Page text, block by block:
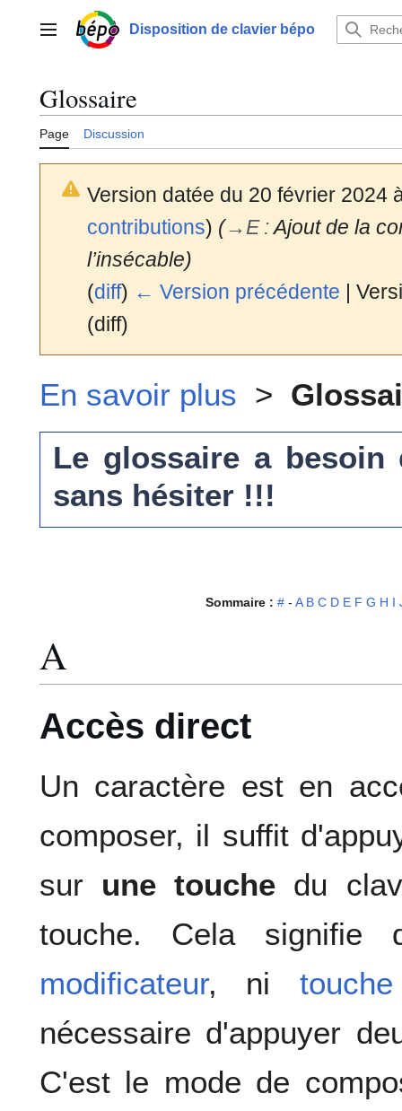
contenuMenu principalDisposition de clavier bépo
Glossaire
Page Discussion
Version datée du 20 février 2024
contributions) (→E:Ajout de la
l’insécable)
(diff) ← Version précédente |
(diff)
En savoir plus >
Le glossaire a besoin
sans hésiter !!!
Sommaire : #- A B C D E F G H I
A
Accès direct
Un caractère est en
composer, il suffit
sur une touche du
touche. Cela
modificateur, ni
nécessaire d'appuyer
C'est le mode de